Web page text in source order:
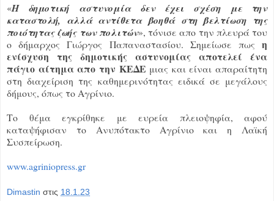
«Η δημοτική αστυνομία δεν έχει σχέση με την
καταστολή, αλλά αντίθετα βοηθά στη βελτίωση της
ποιότητας ζωής των πολιτών», τόνισε απο την πλευρά του
ο δήμαρχος Γιώργος Παπαναστασίου. Σημείωσε πως η
ενίσχυση της δημοτικής αστυνομίας αποτελεί ένα
πάγιο αίτημα απο την ΚΕΔΕ μιας και είναι απαραίτητη
στη διαχείριση της καθημερινότητας ειδικά σε μεγάλους
δήμους, όπως το Αγρίνιο.
Το θέμα εγκρίθηκε με ευρεία πλειοψηφία, αφού
καταψήφισαν το Ανυπότακτο Αγρίνιο και η Λαϊκή
Συσπείρωση.
www.agriniopress.gr
Dimastin στις 18.1.23